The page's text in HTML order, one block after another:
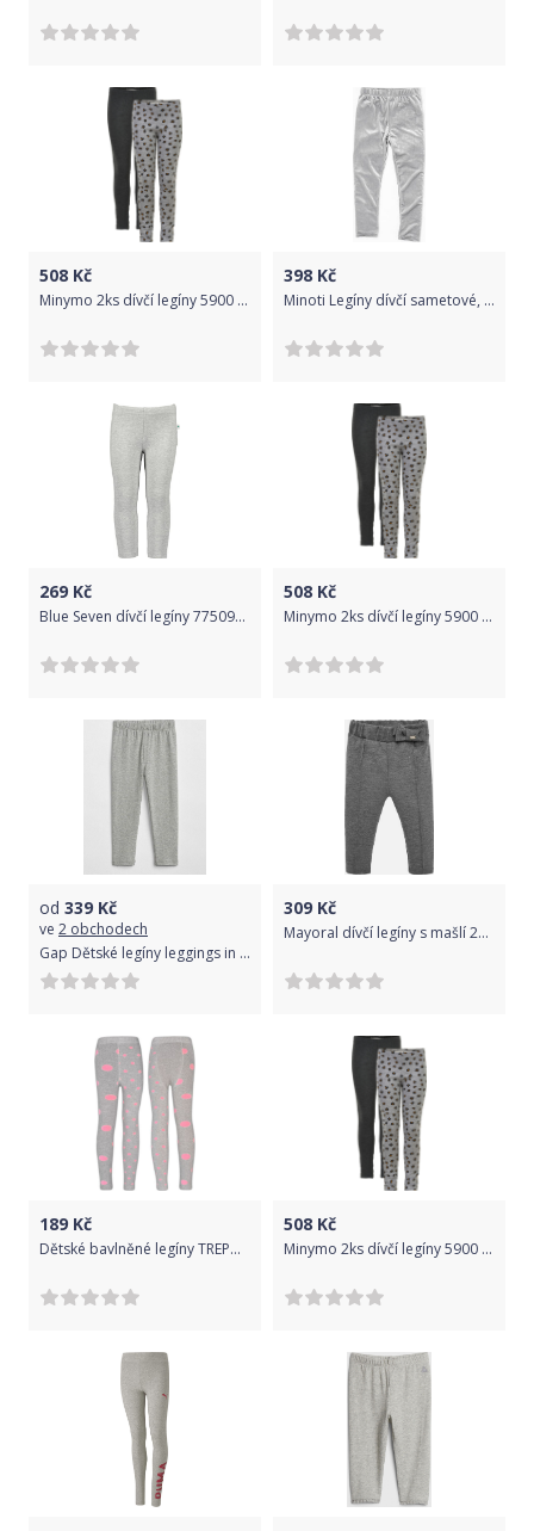
508 Kč
Minymo 2ks dívčí legíny 5900 - 131 Velikost: 122
398 Kč
Minoti Legíny dívčí sametové, Minoti, ARTISAN 7, šedá - 98/104
269 Kč
Blue Seven dívčí legíny 775097 X 92 šedá
508 Kč
Minymo 2ks dívčí legíny 5900 - 131 Velikost: 110
od 339 Kč
ve 2 obchodech
Gap Dětské legíny leggings in stretch jersey 4YRS
309 Kč
Mayoral dívčí legíny s mašlí 2505 Velikost: 12 / 80
189 Kč
Dětské bavlněné legíny TREPON KATKA Šedý melír Velikost: 92-98
508 Kč
Minymo 2ks dívčí legíny 5900 - 131 Velikost: 92